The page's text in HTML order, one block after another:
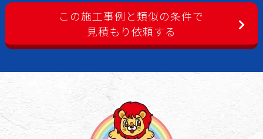
この施工事例と類似の条件で
見積もり依頼する